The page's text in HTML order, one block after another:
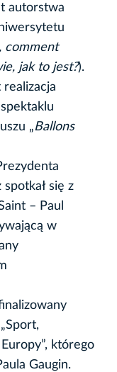
autorstwa
comment
jak to jest?).
„Ballons
się z
– Paul
w
którego
Gaugin.